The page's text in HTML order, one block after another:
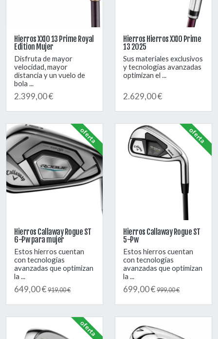
Hierros XXIO 13 Prime Royal
Edition Mujer
Disfruta de mayor
velocidad, mayor
distancia y un vuelo de
bola ...
2.399,00 €
Hierros Hierros XXIO Prime
13 2025
Sus materiales exclusivos
y tecnologías avanzadas
optimizan el ...
2.629,00 €
Hierros Callaway Rogue ST
6-Pw para mujer
Estos hierros cuentan
con tecnologías
avanzadas que optimizan
la ...
649,00 €919,00 €
oferta
Hierros Callaway Rogue ST
5-Pw
Estos hierros cuentan
con tecnologías
avanzadas que optimizan
la ...
699,00 €999,00 €
oferta
oferta